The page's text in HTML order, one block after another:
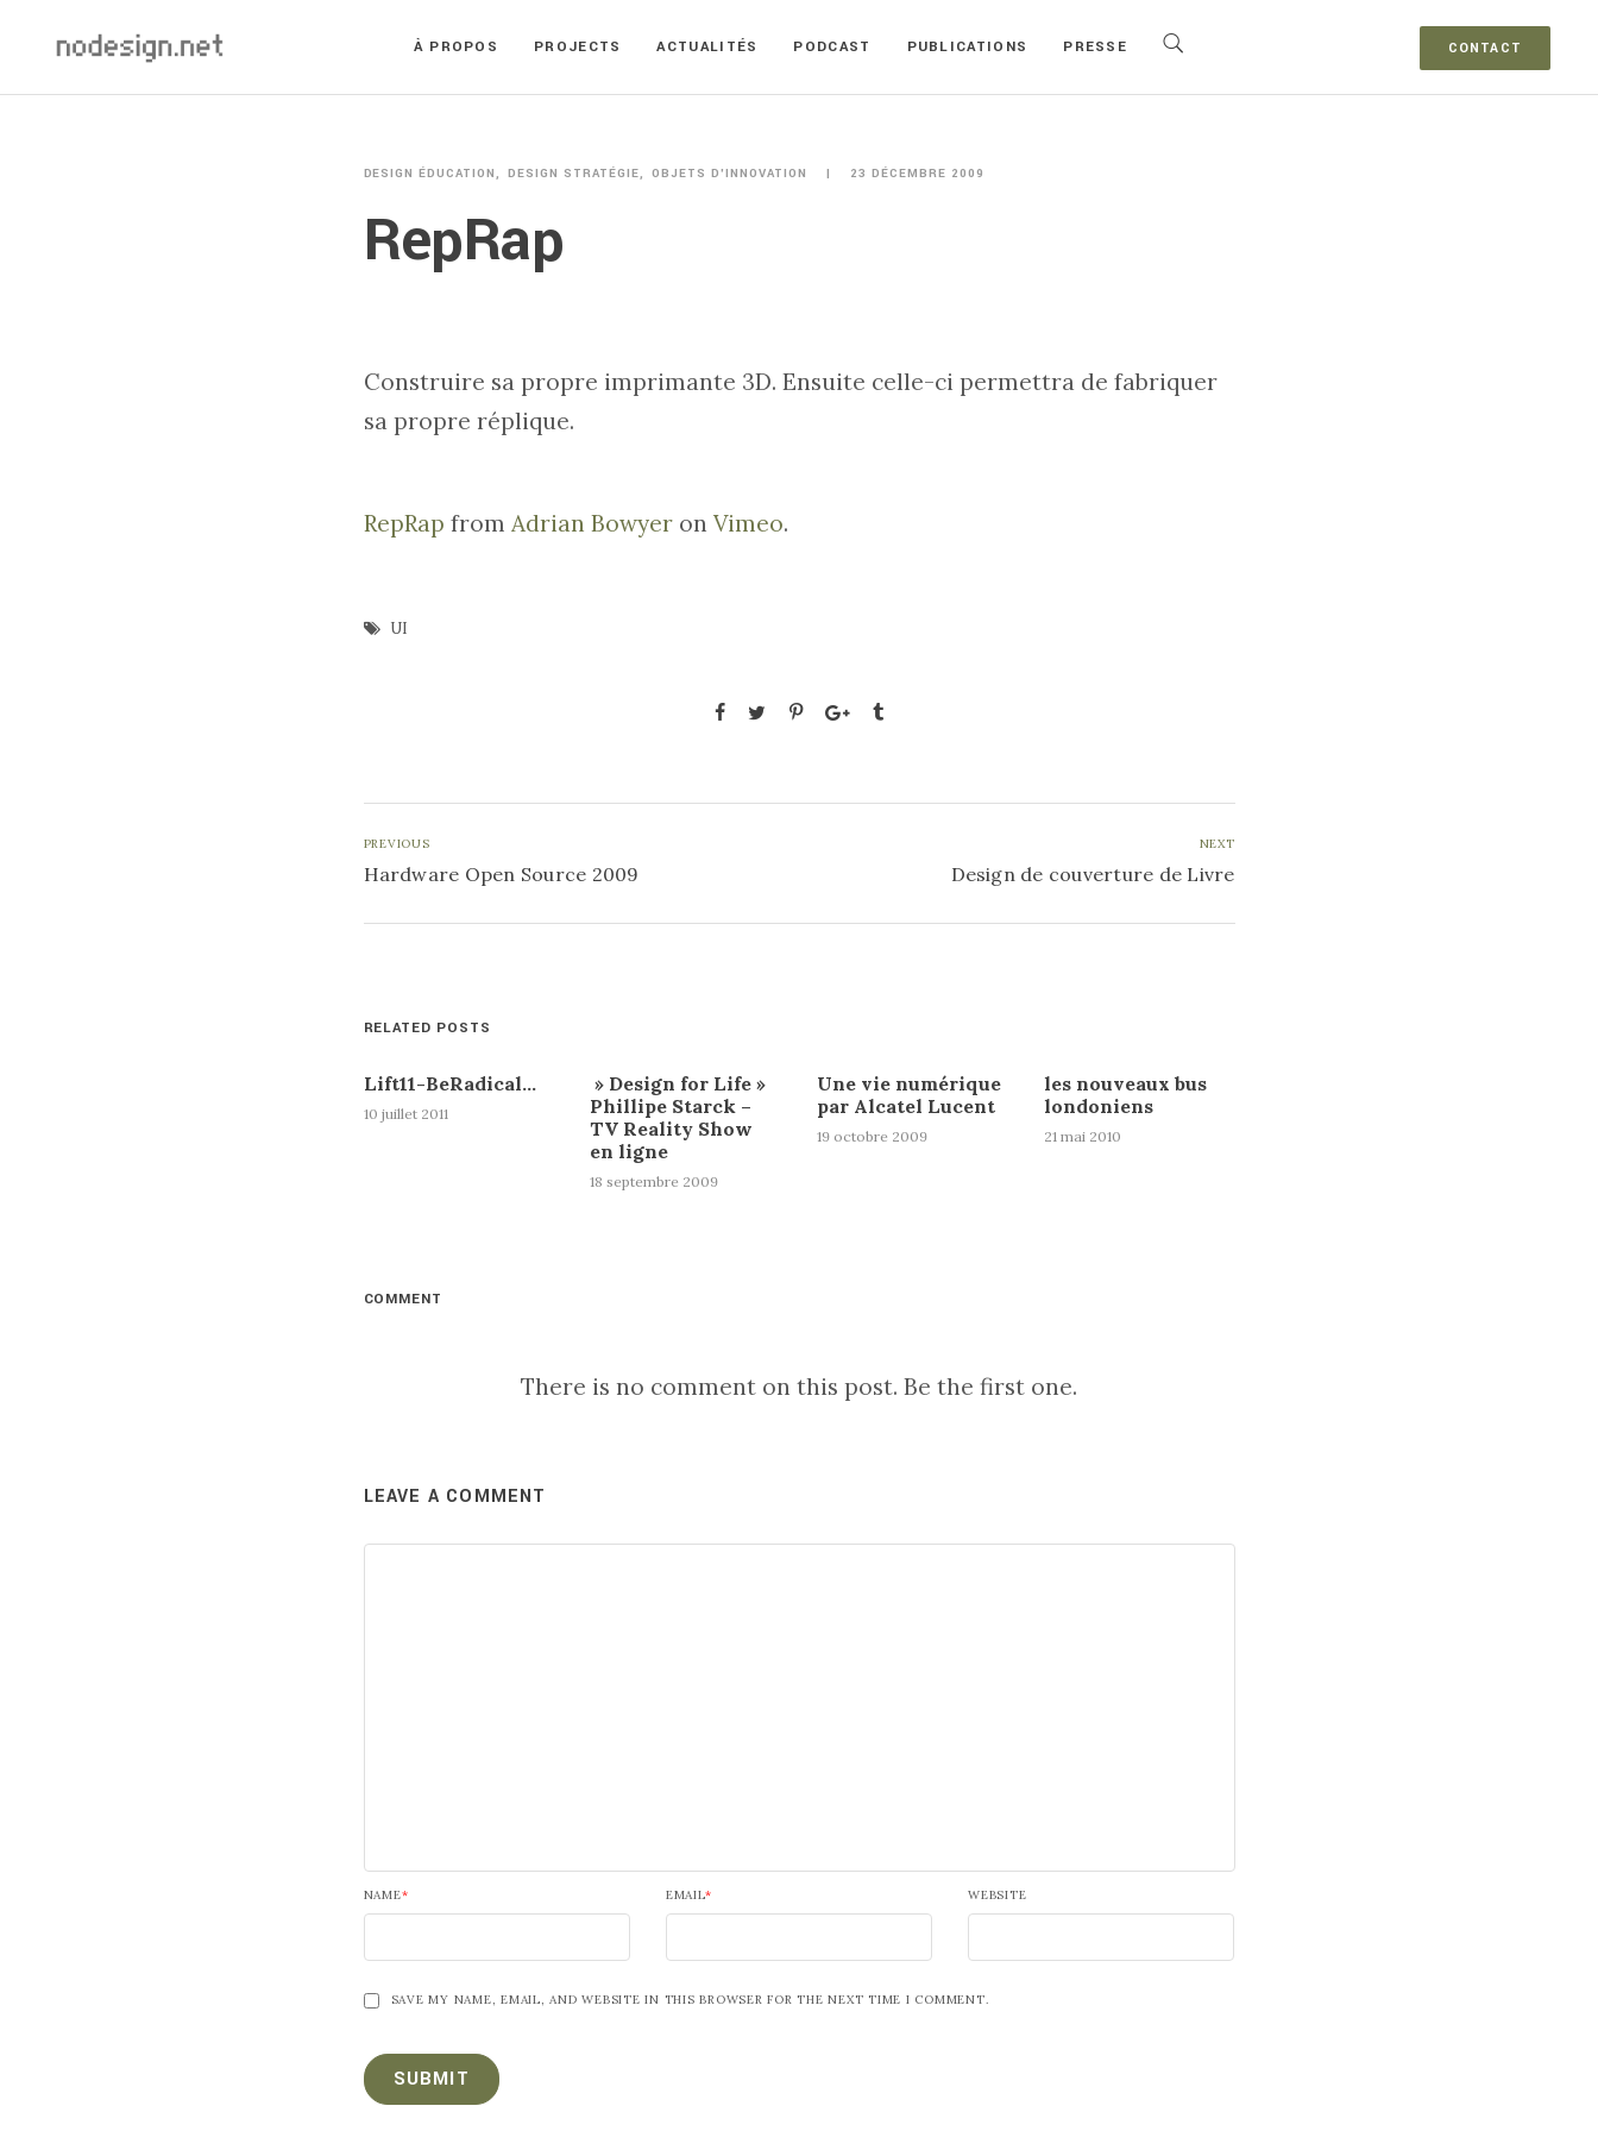
CONTACT
À PROPOS PROJECTS ACTUALITÉS PODCAST PUBLICATIONS PRESSE
DESIGN ÉDUCATION DESIGN STRATÉGIE OBJETS D'INNOVATION 23 DÉCEMBRE 2009
RepRap
Construire sa propre imprimante 3D. Ensuite celle-ci permettra de fabriquer
sa propre réplique.
RepRap from Adrian Bowyeron Vimeo.
UI
PREVIOUS
Hardware Open Source 2009
NEXT
Design de couverture de Livre
RELATED POSTS
Lift11-BeRadical…
10 juillet 2011
» Design for Life »
Phillipe Starck –
TV Reality Show
en ligne
18 septembre 2009
Une vie numérique
par Alcatel Lucent
19 octobre 2009
les nouveaux bus
londoniens
21 mai 2010
COMMENT
There is no comment on this post. Be the first one.
LEAVE A COMMENT
NAME* EMAIL* WEBSITE
SAVE MY NAME, EMAIL, AND WEBSITE IN THIS BROWSER FOR THE NEXT TIME I COMMENT.